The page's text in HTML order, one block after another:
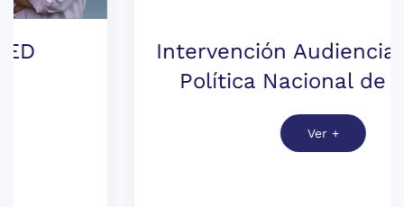
Intervención Audiencia Pública |
Política Nacional de Drogas